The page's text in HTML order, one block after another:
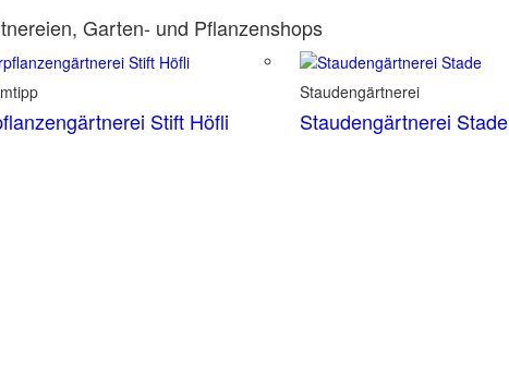
Garten- und Pflanzenshops
Stift Höfli
Staudengärtnerei
Staudengärtnerei Stade